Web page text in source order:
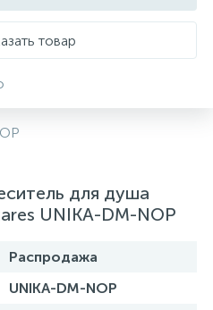
товар
для душа
UNIKA-DM-NOP
Распродажа
UNIKA-DM-NOP